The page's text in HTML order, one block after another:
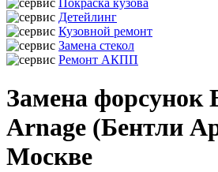
Покраска кузова
Детейлинг
Кузовной ремонт
Замена стекол
Ремонт АКПП
Замена форсунок
Arnage (Бентли
Москве